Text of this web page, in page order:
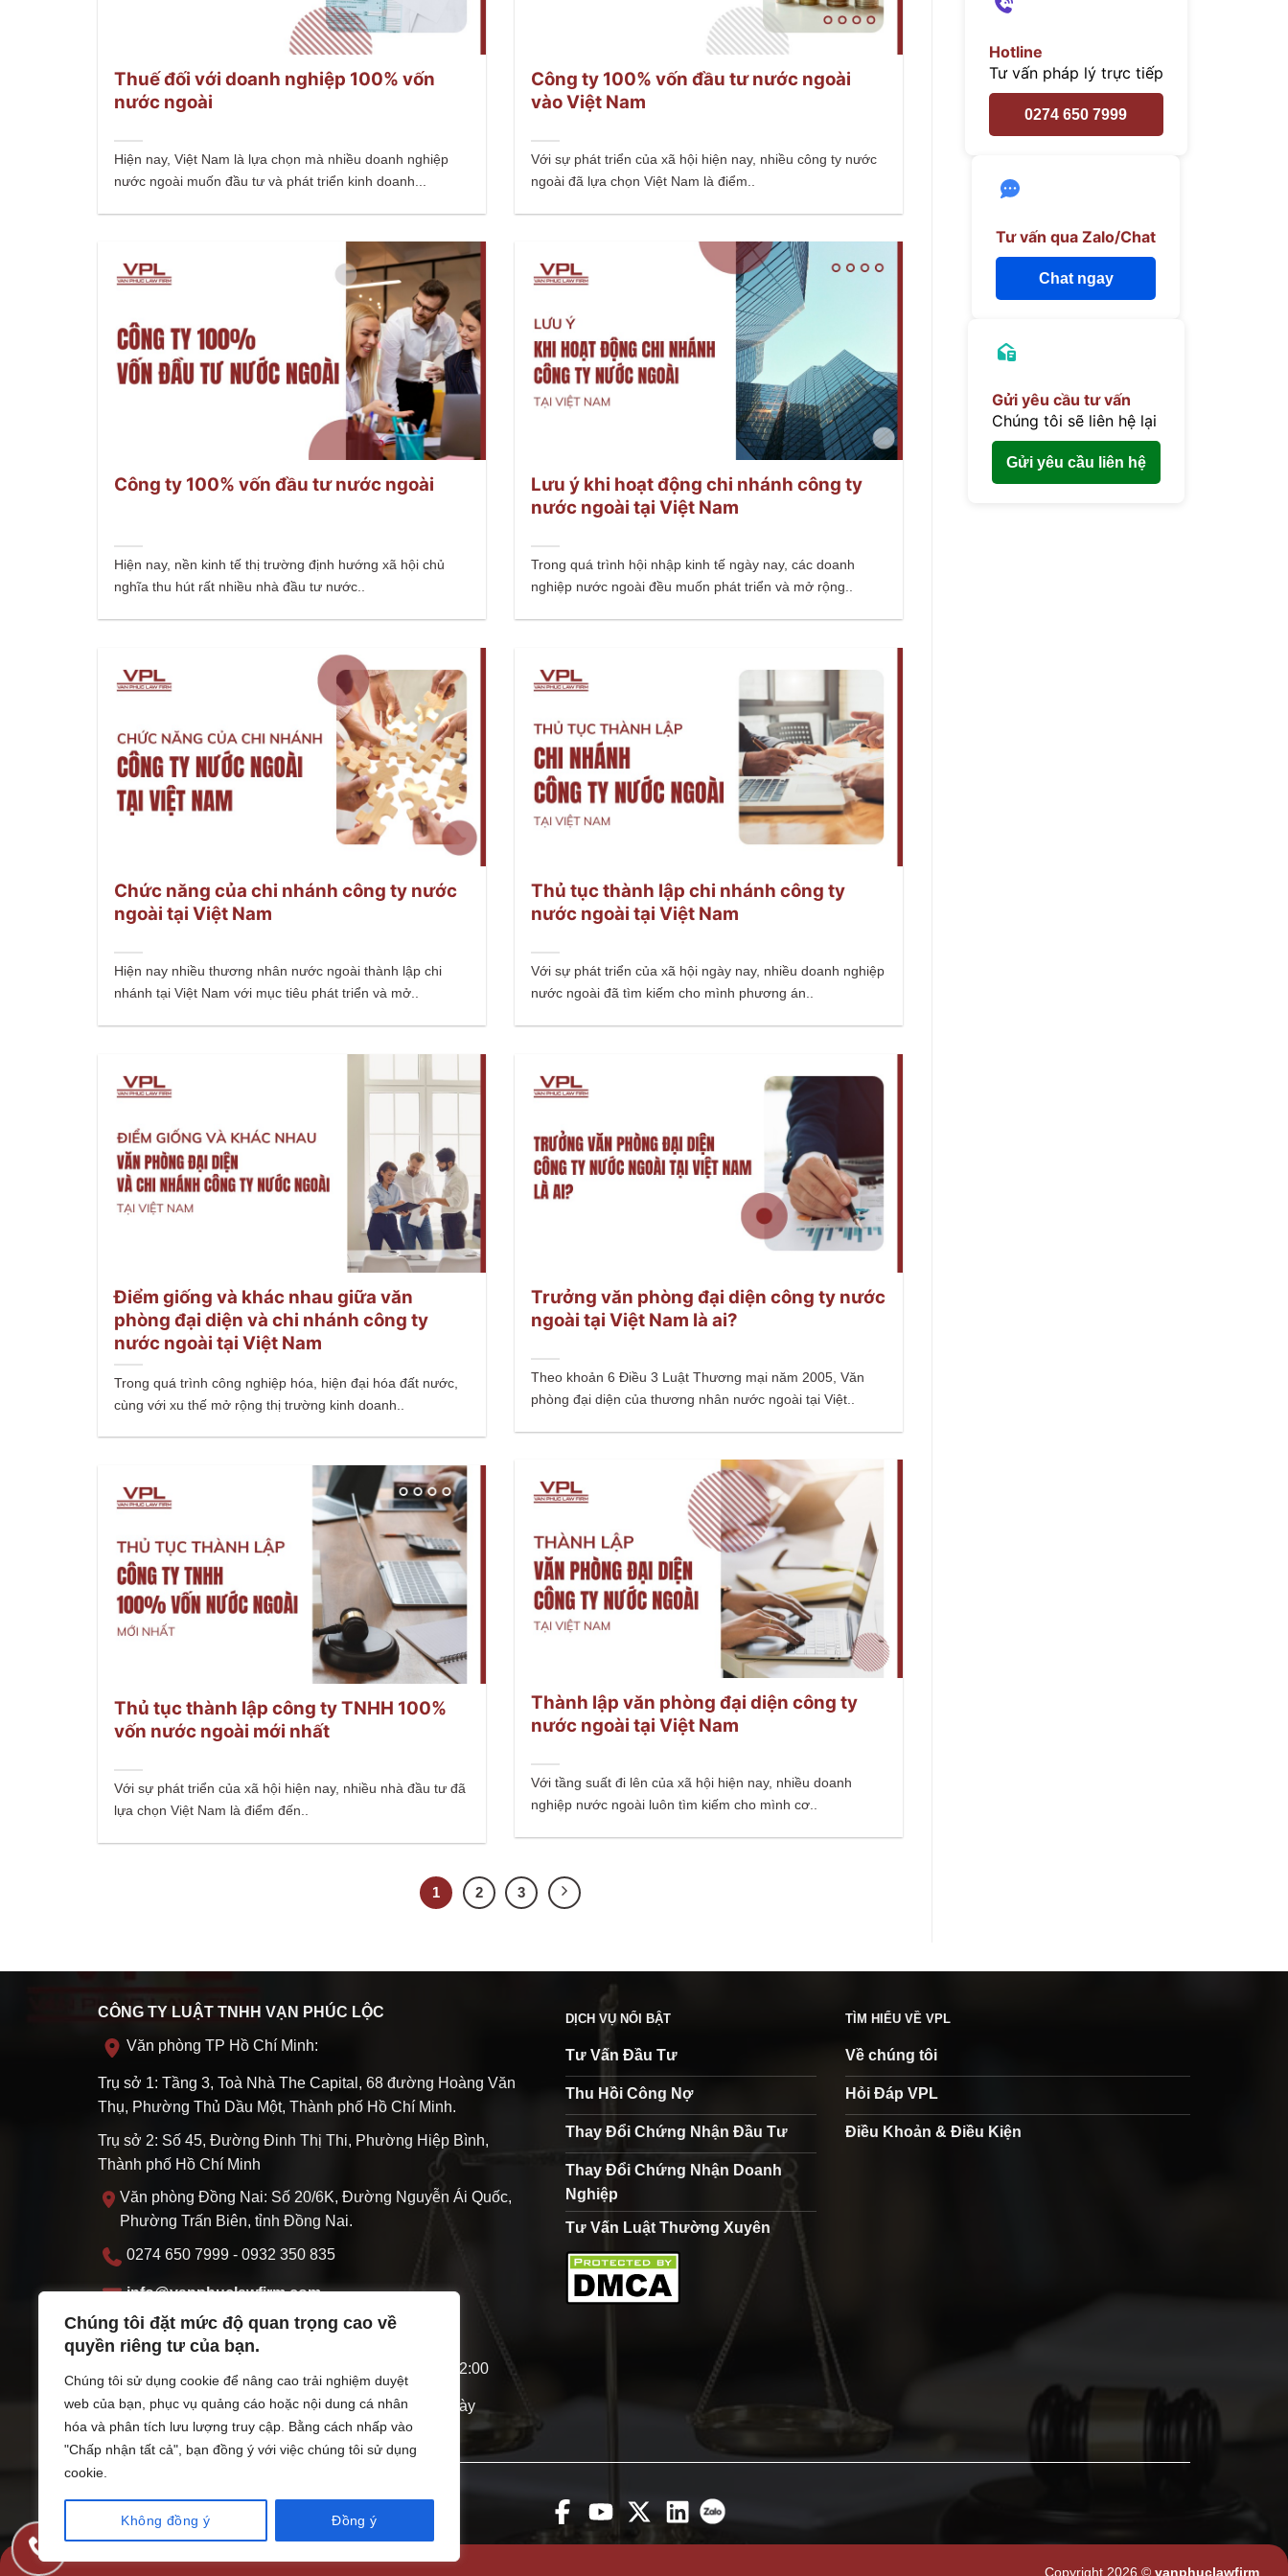
Chúng tôi đặt mức độ quan trọng cao về
quyền riêng tư của bạn.
Chúng tôi sử dụng cookie để nâng cao trải nghiệm duyệt
web của bạn, phục vụ quảng cáo hoặc nội dung cá nhân
hóa và phân tích lưu lượng truy cập. Bằng cách nhấp vào
"Chấp nhận tất cả", bạn đồng ý với việc chúng tôi sử dụng
cookie.
Không đồng ý Đồng ý
Thuế đối với doanh nghiệp 100% vốn
nước ngoài
Hiện nay, Việt Nam là lựa chọn mà nhiều doanh nghiệp
nước ngoài muốn đầu tư và phát triển kinh doanh...
Công ty 100% vốn đầu tư nước ngoài
vào Việt Nam
Với sự phát triển của xã hội hiện nay, nhiều công ty nước
ngoài đã lựa chọn Việt Nam là điểm..
Công ty 100% vốn đầu tư nước ngoài
Hiện nay, nền kinh tế thị trường định hướng xã hội chủ
nghĩa thu hút rất nhiều nhà đầu tư nước..
Lưu ý khi hoạt động chi nhánh công ty
nước ngoài tại Việt Nam
Trong quá trình hội nhập kinh tế ngày nay, các doanh
nghiệp nước ngoài đều muốn phát triển và mở rộng..
Chức năng của chi nhánh công ty nước
ngoài tại Việt Nam
Hiện nay nhiều thương nhân nước ngoài thành lập chi
nhánh tại Việt Nam với mục tiêu phát triển và mở..
Thủ tục thành lập chi nhánh công ty
nước ngoài tại Việt Nam
Với sự phát triển của xã hội ngày nay, nhiều doanh nghiệp
nước ngoài đã tìm kiếm cho mình phương án..
Điểm giống và khác nhau giữa văn
phòng đại diện và chi nhánh công ty
nước ngoài tại Việt Nam
Trong quá trình công nghiệp hóa, hiện đại hóa đất nước,
cùng với xu thế mở rộng thị trường kinh doanh..
Trưởng văn phòng đại diện công ty nước
ngoài tại Việt Nam là ai?
Theo khoản 6 Điều 3 Luật Thương mại năm 2005, Văn
phòng đại diện của thương nhân nước ngoài tại Việt..
Thành lập văn phòng đại diện công ty
nước ngoài tại Việt Nam
Với tầng suất đi lên của xã hội hiện nay, nhiều doanh
nghiệp nước ngoài luôn tìm kiếm cho mình cơ..
Thủ tục thành lập công ty TNHH 100%
vốn nước ngoài mới nhất
Với sự phát triển của xã hội hiện nay, nhiều nhà đầu tư đã
lựa chọn Việt Nam là điểm đến..
1 2 3
Hotline
Tư vấn pháp lý trực tiếp
0274 650 7999
Tư vấn qua Zalo/Chat
Chat ngay
Gửi yêu cầu tư vấn
Chúng tôi sẽ liên hệ lại
Gửi yêu cầu liên hệ
CÔNG TY LUẬT TNHH VẠN PHÚC LỘC
Văn phòng TP Hồ Chí Minh:
Trụ sở 1: Tầng 3, Toà Nhà The Capital, 68 đường Hoàng Văn
Thụ, Phường Thủ Dầu Một, Thành phố Hồ Chí Minh.
Trụ sở 2: Số 45, Đường Đinh Thị Thi, Phường Hiệp Bình,
Thành phố Hồ Chí Minh
Văn phòng Đồng Nai: Số 20/6K, Đường Nguyễn Ái Quốc,
Phường Trấn Biên, tỉnh Đồng Nai.
0274 650 7999 - 0932 350 835
info@vanphuclawfirm.com
MST: 3703095219
Thứ hai - Thứ sáu: 07:30 - 17:00 Thứ 7: 07:30 - 12:00
ĐKHĐ do sở Tư pháp thành phố Hồ Chí Minh cấp ngày
11/11/2022
DỊCH VỤ NỔI BẬT
Tư Vấn Đầu Tư
Thu Hồi Công Nợ
Thay Đổi Chứng Nhận Đầu Tư
Thay Đổi Chứng Nhận Doanh
Nghiệp
Tư Vấn Luật Thường Xuyên
TÌM HIỂU VỀ VPL
Về chúng tôi
Hỏi Đáp VPL
Điều Khoản & Điều Kiện
Copyright 2026 © vanphuclawfirm